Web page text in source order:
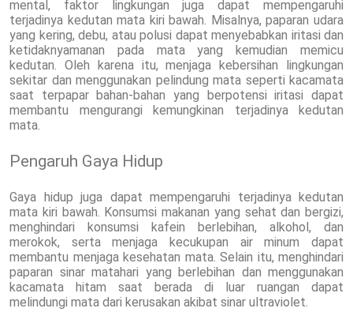
mental, faktor lingkungan juga dapat mempengaruhi
terjadinya kedutan mata kiri bawah. Misalnya, paparan udara
yang kering, debu, atau polusi dapat menyebabkan iritasi dan
ketidaknyamanan pada mata yang kemudian memicu
kedutan. Oleh karena itu, menjaga kebersihan lingkungan
sekitar dan menggunakan pelindung mata seperti kacamata
saat terpapar bahan-bahan yang berpotensi iritasi dapat
membantu mengurangi kemungkinan terjadinya kedutan
mata.
Pengaruh Gaya Hidup
Gaya hidup juga dapat mempengaruhi terjadinya kedutan
mata kiri bawah. Konsumsi makanan yang sehat dan bergizi,
menghindari konsumsi kafein berlebihan, alkohol, dan
merokok, serta menjaga kecukupan air minum dapat
membantu menjaga kesehatan mata. Selain itu, menghindari
paparan sinar matahari yang berlebihan dan menggunakan
kacamata hitam saat berada di luar ruangan dapat
melindungi mata dari kerusakan akibat sinar ultraviolet.